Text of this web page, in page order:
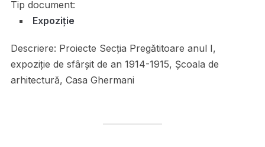
Tip document:
Expoziție
Descriere: Proiecte Secția Pregătitoare anul I,
expoziție de sfârșit de an 1914-1915, Școala de
arhitectură, Casa Ghermani